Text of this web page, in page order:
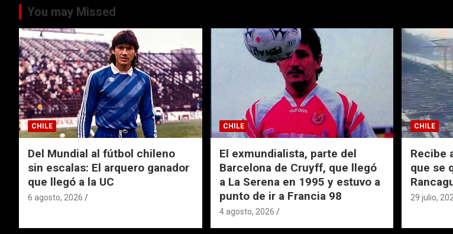
You may Missed
CHILE
Del Mundial al fútbol chileno
sin escalas: El arquero ganador
que llegó a la UC
6 agosto, 2026
CHILE
El exmundialista, parte del
Barcelona de Cruyff, que llegó
a La Serena en 1995 y estuvo a
punto de ir a Francia 98
4 agosto, 2026
CHILE
Recibe
que se
29 julio,